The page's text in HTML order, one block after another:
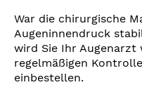
War die chirurgische
Augeninnendruck
wird Sie Ihr Augenarzt
regelmäßigen
einbestellen.